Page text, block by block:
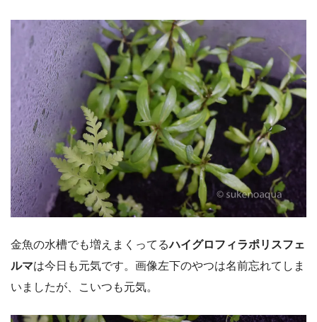
金魚の水槽でも増えまくってるハイグロフィラポリスフェ
ルマは今日も元気です。画像左下のやつは名前忘れてしま
いましたが、こいつも元気。